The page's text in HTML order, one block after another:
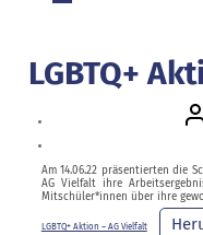
LGBTQ+
Am 14.06.22 präsentierten die
AG Vielfalt ihre
Mitschüler*innen über ihre
LGBTQ+ Aktion – AG Vielfalt